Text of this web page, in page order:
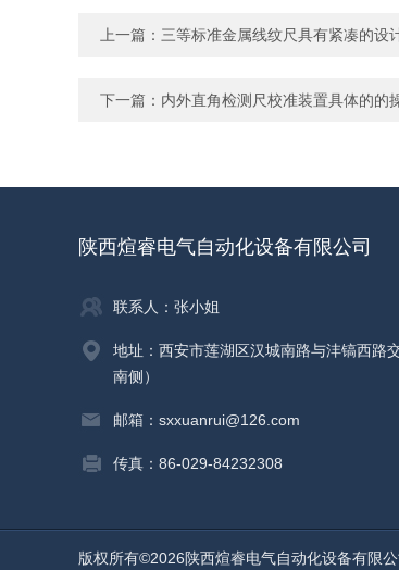
上一篇： 三等标准金属线纹尺具有紧凑的设
下一篇： 内外直角检测尺校准装置具体的的
陕西煊睿电气自动化设备有限公司
联系人：张小姐
地址：西安市莲湖区汉城南路与沣镐西路
南侧）
邮箱：sxxuanrui@126.com
传真：86-029-84232308
版权所有©2026陕西煊睿电气自动化设备有限